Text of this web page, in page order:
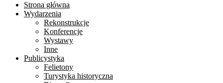
Strona główna
Wydarzenia
Rekonstrukcje
Konferencje
Wystawy
Inne
Publicystyka
Felietony
Turystyka historyczna